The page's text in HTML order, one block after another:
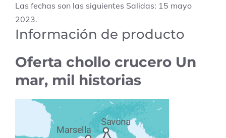
Las fechas son las siguientes Salidas: 15 mayo
2023.
Información de producto
Oferta chollo crucero Un
mar, mil historias